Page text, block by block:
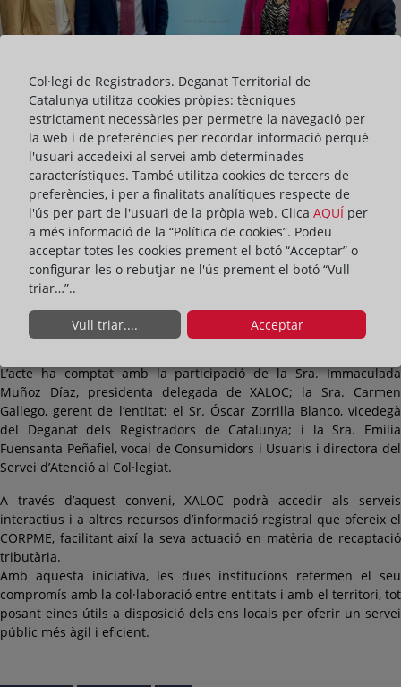
La Xarxa Local de Municipis de la Diputació de Girona (XALOC) i el
Deganat dels Registradors de la Propietat, Mercantils i de Béns
Mobles de Catalunya han impulsat un conveni de col·laboració
amb l’objectiu de millorar els canals d’accés a la informació dels
Registres de la Propietat, Mercantils i de Béns Mobles, i reforçar la
ajuntaments gironins i de la seva ciutadania.
L’acte ha comptat amb la participació de la Sra. Immaculada
Muñoz Díaz, presidenta delegada de XALOC; la Sra. Carmen
Gallego, gerent de l’entitat; el Sr. Óscar Zorrilla Blanco, vicedegà
del Deganat dels Registradors de Catalunya; i la Sra. Emilia
Fuensanta Peñafiel, vocal de Consumidors i Usuaris i directora del
Servei d’Atenció al Col·legiat.
A través d’aquest conveni, XALOC podrà accedir als serveis
interactius i a altres recursos d’informació registral que ofereix el
CORPME, facilitant així la seva actuació en matèria de recaptació
tributària.
Amb aquesta iniciativa, les dues institucions refermen el seu
compromís amb la col·laboració entre entitats i amb el territori, tot
posant eines útils a disposició dels ens locals per oferir un servei
públic més àgil i eficient.
Col·legi de Registradors. Deganat Territorial de
Catalunya utilitza cookies pròpies: tècniques
estrictament necessàries per permetre la navegació per
la web i de preferències per recordar informació perquè
l'usuari accedeixi al servei amb determinades
característiques. També utilitza cookies de tercers de
preferències, i per a finalitats analítiques respecte de
l'ús per part de l'usuari de la pròpia web. Clica AQUÍ per
a més informació de la “Política de cookies”. Podeu
acceptar totes les cookies prement el botó “Acceptar” o
configurar-les o rebutjar-ne l'ús prement el botó “Vull
triar…”..
Vull triar.... Acceptar